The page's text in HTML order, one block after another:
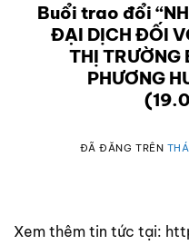
Buổi trao đổi
ĐẠI DỊCH ĐỐI
THỊ TRƯỜNG
PHƯƠNG
ĐÃ ĐĂNG TRÊN
Xem thêm tin tức tại: